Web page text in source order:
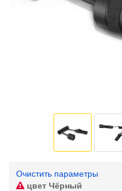
Очистить параметры
цвет Чёрный